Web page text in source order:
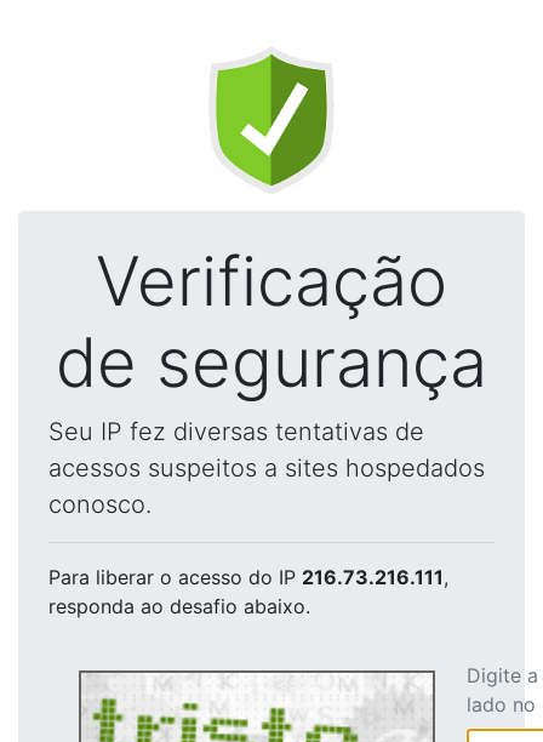
Verificação
de segurança
Seu IP fez diversas tentativas de
acessos suspeitos a sites hospedados
conosco.
Para liberar o acesso do IP 216.73.216.111,
responda ao desafio abaixo.
Digite
lado no